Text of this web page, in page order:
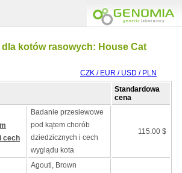
kotów rasowych: House Cat
CZK / EUR / USD / PLN
Standardowa
cena
cech
Badanie przesiewowe
pod kątem chorób
dziedzicznych i cech
wyglądu kota
115.00 $
Agouti, Brown